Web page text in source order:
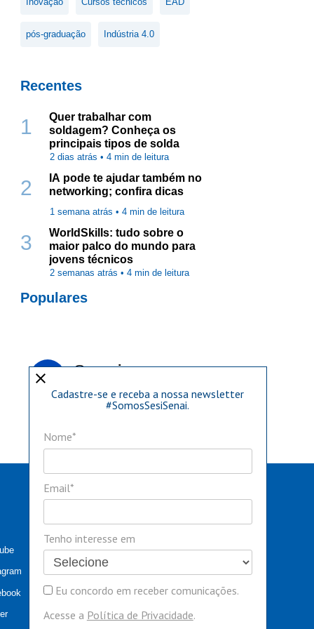
pós-graduação Indústria 4.0
Recentes
1
Quer trabalhar com
soldagem? Conheça os
principais tipos de solda
2 dias atrás •4 min de leitura
2
IA pode te ajudar também no
networking; confira dicas
1 semana atrás •4 min de leitura
3
WorldSkills: tudo sobre o
maior palco do mundo para
jovens técnicos
2 semanas atrás •4 min de leitura
Populares
@senai.sc
Aqui você constrói o seu mundo
close
Cadastre-se e receba a nossa newsletter
#SomosSesiSenai.
Nome*
Email*
Tenho interesse em
Eu concordo em receber comunicações.
Acesse a Política de Privacidade.